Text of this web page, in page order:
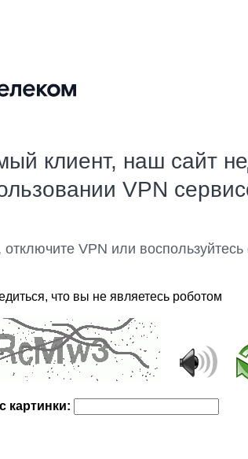
клиент, наш сайт
VPN
VPN или
что вы не являетесь роботом
картинки: